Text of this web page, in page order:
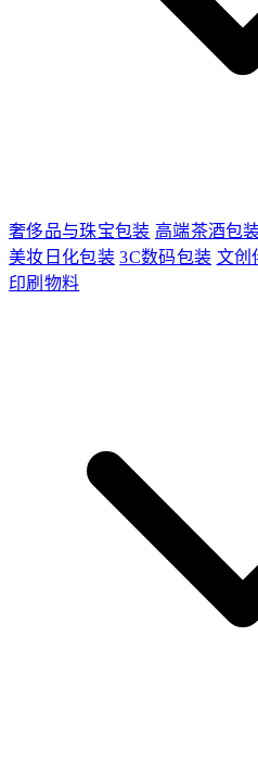
奢侈品与珠宝包装 高端茶酒包
美妆日化包装 3C数码包装 文创
印刷物料